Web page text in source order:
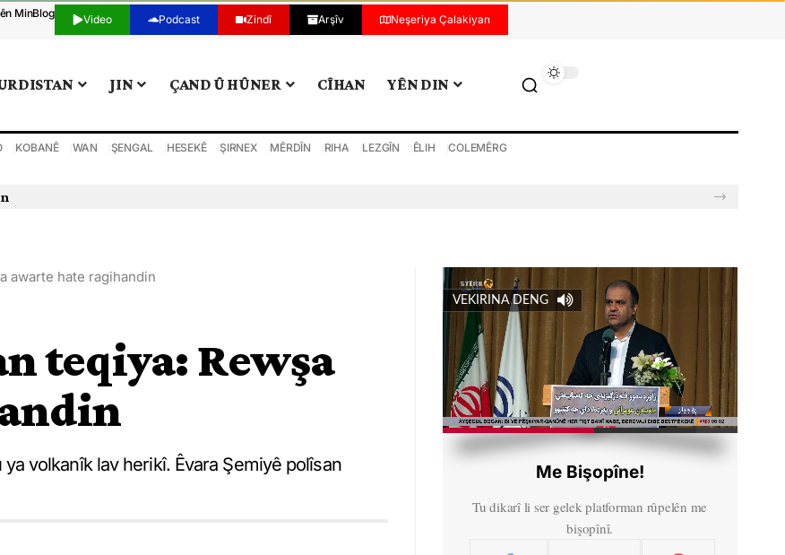
MinBlog Video Podcast Zindî Arşîv Neşeriya Çalakiyan
JIN ÇAND Û HÛNER CÎHAN YÊN DIN
KOBANÊ WAN ŞENGAL HESEKÊ ŞIRNEX MÊRDÎN RIHA LEZGÎN ÊLIH COLEMÊRG
awarte hate ragihandin
teqiya: Rewşa
volkanîk lav herikî. Êvara Şemiyê polîsan
VEKIRINA DENG
Me Bişopîne!
Tu dikarî li ser gelek platforman rûpelên me
bişopînî.